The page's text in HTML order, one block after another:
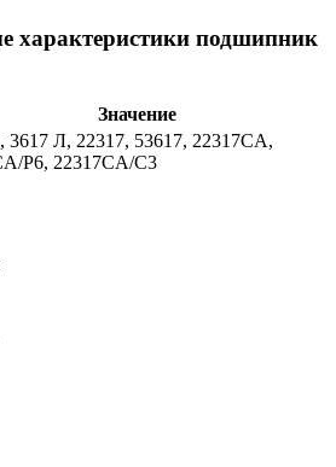
характеристики подшипник
Значение
3617 Л, 22317, 53617, 22317CA,
P6, 22317CA/C3